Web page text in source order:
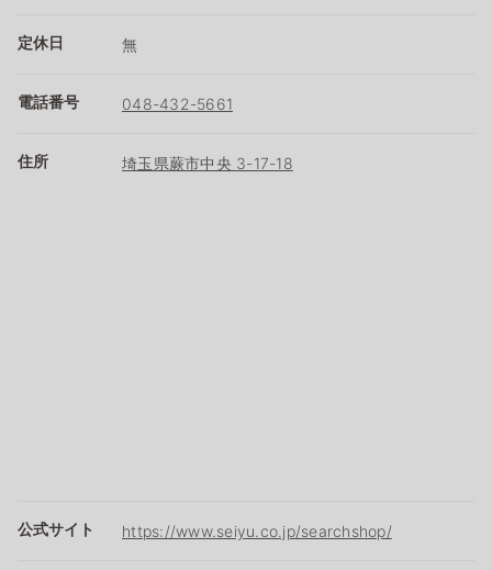
定休日 無
電話番号 048-432-5661
住所 埼玉県蕨市中央 3-17-18
公式サイト https://www.seiyu.co.jp/searchshop/